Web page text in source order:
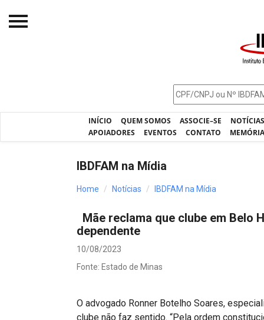
INÍCIO QUEM SOMOS ASSOCIE–SE
APOIADORES
EVENTOS CONTATO
Processos - IBDFAM
Projetos do IBDFAM
IBDFAM na Mídia
Home Notícias IBDFAM na Mídia
Mãe reclama que clube em Belo
dependente
10/08/2023
Fonte: Estado de Minas
O advogado Ronner Botelho Soares,
clube não faz sentido. “Pela ordem